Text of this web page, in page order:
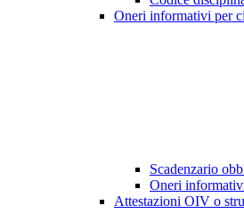
Oneri informativi per
Scadenzario
Oneri
Attestazioni OIV o